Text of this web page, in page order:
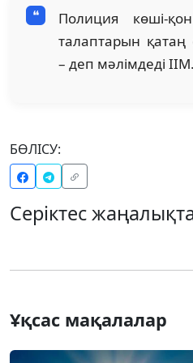
Полиция көші-
талаптарын
– деп мәлімдеді ІІМ.
БӨЛІСУ:
Серіктес
Ұқсас мақалалар